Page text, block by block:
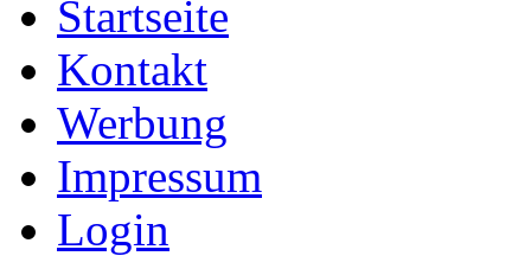
Startseite
Kontakt
Werbung
Impressum
Login